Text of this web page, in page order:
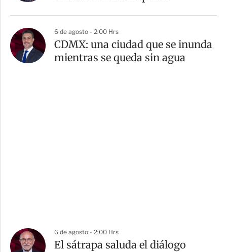
6 de agosto - 2:00 Hrs
CDMX: una ciudad que se inunda
mientras se queda sin agua
6 de agosto - 2:00 Hrs
El sátrapa saluda el diálogo